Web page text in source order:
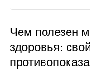
Чем полезен
здоровья: